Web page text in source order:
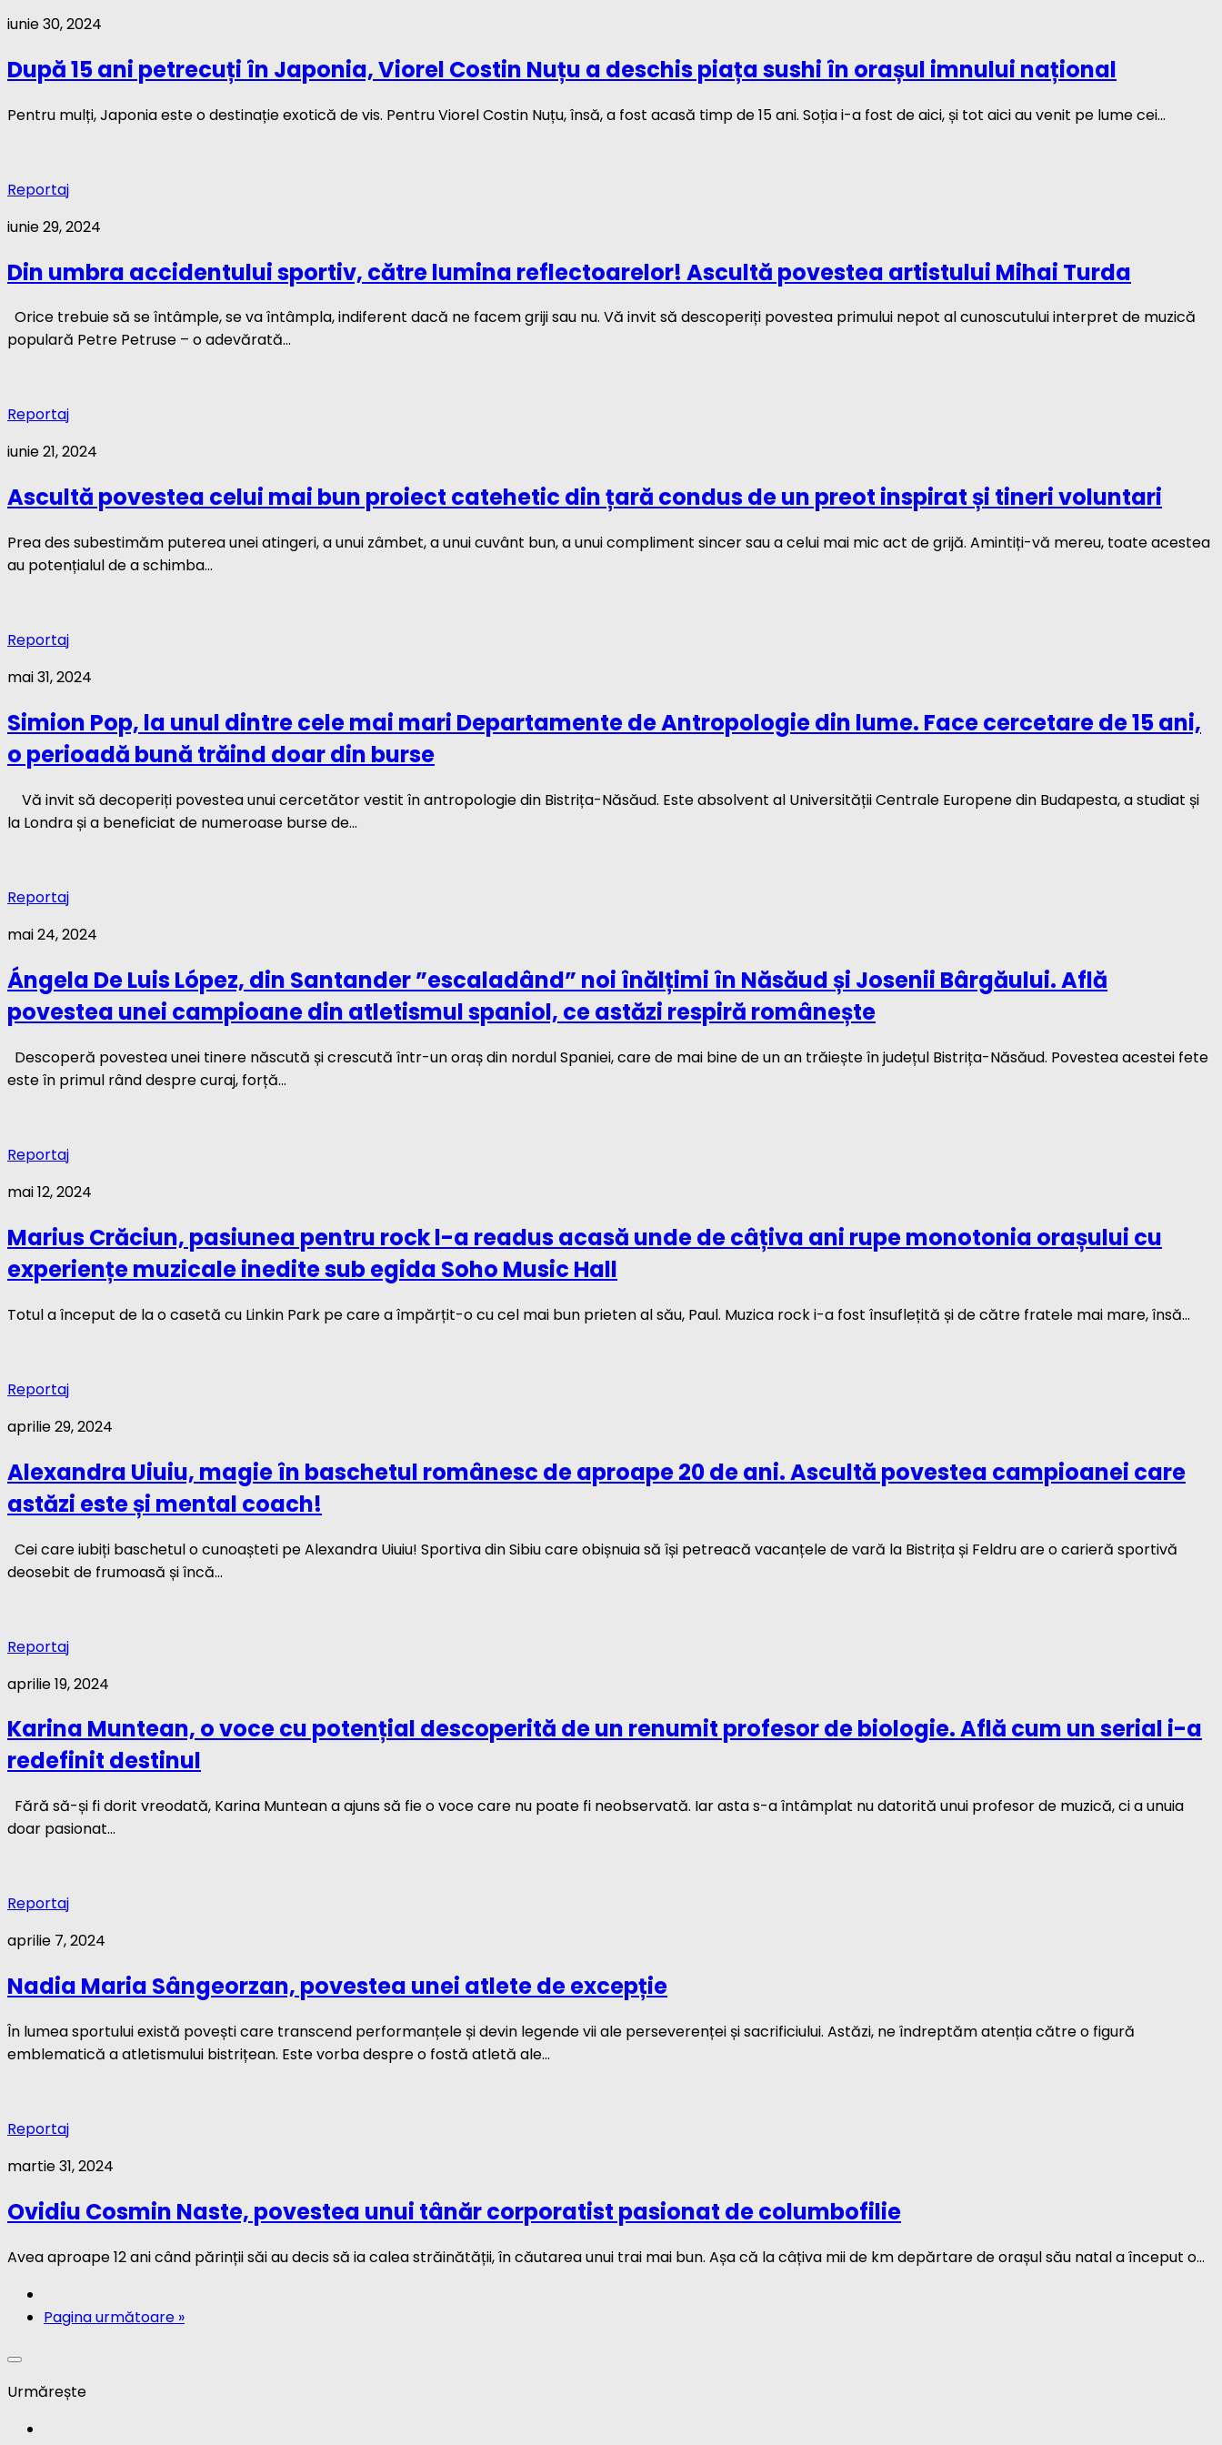
iunie 30, 2024
După 15 ani petrecuți în Japonia, Viorel Costin Nuțu a deschis piața sushi în orașul imnului național
Pentru mulți, Japonia este o destinație exotică de vis. Pentru Viorel Costin Nuțu, însă, a fost acasă timp de 15 ani. Soția i-a fost de aici, și tot aici au venit pe lume cei...
Reportaj
iunie 29, 2024
Din umbra accidentului sportiv, către lumina reflectoarelor! Ascultă povestea artistului Mihai Turda
Orice trebuie să se întâmple, se va întâmpla, indiferent dacă ne facem griji sau nu. Vă invit să descoperiți povestea primului nepot al cunoscutului interpret de muzică
populară Petre Petruse – o adevărată...
Reportaj
iunie 21, 2024
Ascultă povestea celui mai bun proiect catehetic din țară condus de un preot inspirat și tineri voluntari
Prea des subestimăm puterea unei atingeri, a unui zâmbet, a unui cuvânt bun, a unui compliment sincer sau a celui mai mic act de grijă. Amintiți-vă mereu, toate acestea
au potențialul de a schimba...
Reportaj
mai 31, 2024
Simion Pop, la unul dintre cele mai mari Departamente de Antropologie din lume. Face cercetare de 15 ani,
o perioadă bună trăind doar din burse
Vă invit să decoperiți povestea unui cercetător vestit în antropologie din Bistrița-Năsăud. Este absolvent al Universității Centrale Europene din Budapesta, a studiat și
la Londra și a beneficiat de numeroase burse de...
Reportaj
mai 24, 2024
Ángela De Luis López, din Santander ”escaladând” noi înălțimi în Năsăud și Josenii Bârgăului. Află
povestea unei campioane din atletismul spaniol, ce astăzi respiră românește
Descoperă povestea unei tinere născută și crescută într-un oraș din nordul Spaniei, care de mai bine de un an trăiește în județul Bistrița-Năsăud. Povestea acestei fete
este în primul rând despre curaj, forță...
Reportaj
mai 12, 2024
Marius Crăciun, pasiunea pentru rock l-a readus acasă unde de câțiva ani rupe monotonia orașului cu
experiențe muzicale inedite sub egida Soho Music Hall
Totul a început de la o casetă cu Linkin Park pe care a împărțit-o cu cel mai bun prieten al său, Paul. Muzica rock i-a fost însuflețită și de către fratele mai mare, însă...
Reportaj
aprilie 29, 2024
Alexandra Uiuiu, magie în baschetul românesc de aproape 20 de ani. Ascultă povestea campioanei care
astăzi este și mental coach!
Cei care iubiți baschetul o cunoașteti pe Alexandra Uiuiu! Sportiva din Sibiu care obișnuia să își petreacă vacanțele de vară la Bistrița și Feldru are o carieră sportivă
deosebit de frumoasă și încă...
Reportaj
aprilie 19, 2024
Karina Muntean, o voce cu potențial descoperită de un renumit profesor de biologie. Află cum un serial i-a
redefinit destinul
Fără să-și fi dorit vreodată, Karina Muntean a ajuns să fie o voce care nu poate fi neobservată. Iar asta s-a întâmplat nu datorită unui profesor de muzică, ci a unuia
doar pasionat...
Reportaj
aprilie 7, 2024
Nadia Maria Sângeorzan, povestea unei atlete de excepție
În lumea sportului există povești care transcend performanțele și devin legende vii ale perseverenței și sacrificiului. Astăzi, ne îndreptăm atenția către o figură
emblematică a atletismului bistrițean. Este vorba despre o fostă atletă ale...
Reportaj
martie 31, 2024
Ovidiu Cosmin Naste, povestea unui tânăr corporatist pasionat de columbofilie
Avea aproape 12 ani când părinții săi au decis să ia calea străinătății, în căutarea unui trai mai bun. Așa că la câțiva mii de km depărtare de orașul său natal a început o...
Pagina următoare »